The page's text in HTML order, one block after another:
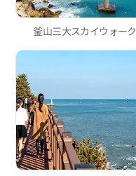
釜山三大スカイウォーク